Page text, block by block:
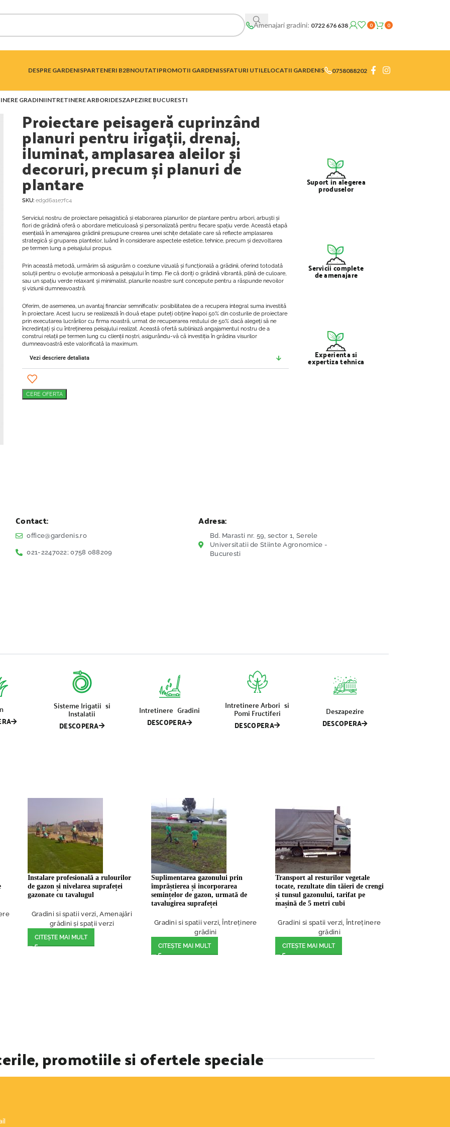
Amenajari gradini: 0722 676 638 0 0
DESPRE GARDENISPARTENERI B2BNOUTATIPROMOTII GARDENISSFATURI UTILELOCATII GARDENIS 0758088202
GRADINIINTRETINERE ARBORIDESZAPEZIRE BUCURESTI
Proiectare peisageră cuprinzând
planuri pentru irigații, drenaj,
iluminat, amplasarea aleilor și
decoruri, precum și planuri de
plantare
SKU:ed9d6a1e7fc4
Serviciul nostru de proiectare peisagistică și elaborarea planurilor de plantare pentru arbori, arbuști și
flori de grădină oferă o abordare meticuloasă și personalizată pentru fiecare spațiu verde. Această etapă
esențială în amenajarea grădinii presupune crearea unei schițe detaliate care să reflecte amplasarea
strategică și gruparea plantelor, luând în considerare aspectele estetice, tehnice, precum și dezvoltarea
pe termen lung a peisajului propus.
Prin această metodă, urmărim să asigurăm o coeziune vizuală și funcțională a grădinii, oferind totodată
soluții pentru o evoluție armonioasă a peisajului în timp. Fie că doriți o grădină vibrantă, plină de culoare,
sau un spațiu verde relaxant și minimalist, planurile noastre sunt concepute pentru a răspunde nevoilor
și viziunii dumneavoastră.
Oferim, de asemenea, un avantaj financiar semnificativ: posibilitatea de a recupera integral suma investită
în proiectare. Acest lucru se realizează în două etape: puteți obține înapoi 50% din costurile de proiectare
prin executarea lucrărilor cu firma noastră, urmat de recuperarea restului de 50% dacă alegeți să ne
încredințați și cu întreținerea peisajului realizat. Această ofertă subliniază angajamentul nostru de a
construi relații pe termen lung cu clienții noștri, asigurându-vă că investiția în grădina visurilor
dumneavoastră este valorificată la maximum.
Vezi descriere detaliata
CERE OFERTA
Suport in alegerea
produselor
Servicii complete
de amenajare
Experienta si
expertiza tehnica
Contact:
office@gardenis.ro
021-2247022; 0758 088209
Adresa:
Bd. Marasti nr. 59, sector 1, Serele
Universitatii de Stiinte Agronomice -
Bucuresti
Sisteme Irigatii si
Instalatii
DESCOPERA
Intretinere Gradini
DESCOPERA
Intretinere Arbori si
Pomi Fructiferi
DESCOPERA
Deszapezire
DESCOPERA
Instalare profesională a rulourilor
de gazon și nivelarea suprafeței
gazonate cu tavalugul
Gradini si spatii verzi, Amenajări
grădini și spații verzi
CITEȘTE MAI MULT
Suplimentarea gazonului prin
împrăștierea și incorporarea
semințelor de gazon, urmată de
tavalugirea suprafeței
Gradini si spatii verzi, Întreținere
grădini
CITEȘTE MAI MULT
Transport al resturilor vegetale
tocate, rezultate din tăieri de crengi
și tunsul gazonului, tarifat pe
mașină de 5 metri cubi
Gradini si spatii verzi, Întreținere
grădini
CITEȘTE MAI MULT
promotiile si ofertele speciale